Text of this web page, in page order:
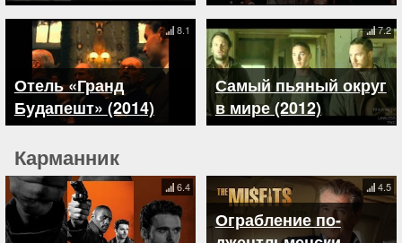
Отель «Гранд
Будапешт» (2014)
8.1
Самый пьяный округ
в мире (2012)
7.2
Карманник
6.4
Ограбление по-
4.5